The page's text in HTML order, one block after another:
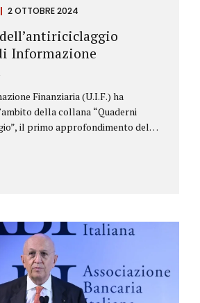
2 OTTOBRE 2024
Informazione
Finanziaria (U.I.F.) ha
della collana “Quaderni
il primo approfondimento del
normativa e della
nella disciplina internazionale e
informazioni su
pubbliche e su pronunce di
emesse nell’esercizio
In questo numero
è dedicato, in particolare: alla